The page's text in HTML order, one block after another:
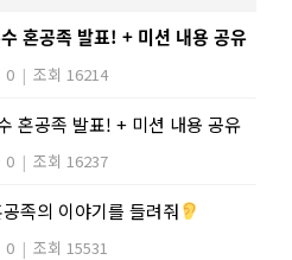
혼공족 발표! + 미션 내용 공유
0 | 조회 16214
혼공족 발표! + 미션 내용 공유
0 | 조회 16237
족의 이야기를 들려줘
0 | 조회 15531